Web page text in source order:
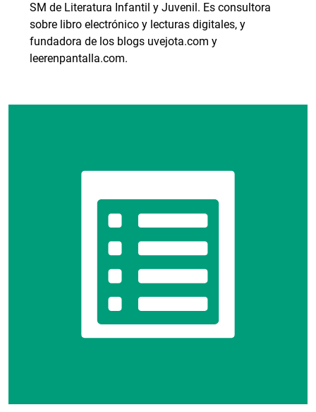
SM de Literatura Infantil y Juvenil. Es consultora
sobre libro electrónico y lecturas digitales, y
fundadora de los blogs uvejota.com y
leerenpantalla.com.